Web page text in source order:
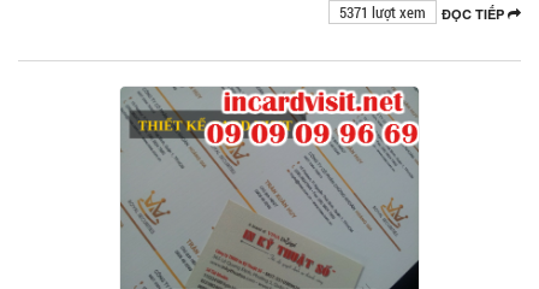
ĐỌC TIẾP
5371 lượt xem